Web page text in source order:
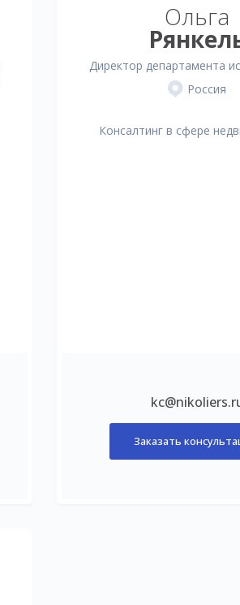
Ольга
Директор департамента
Россия
Консалтинг в сфере
Заказать